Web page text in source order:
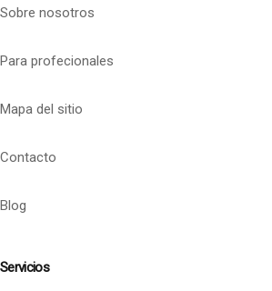
Sobre nosotros
Para profecionales
Mapa del sitio
Contacto
Blog
Servicios